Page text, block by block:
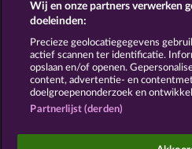
Colofon Bedrijf
Sociale casino games
Wij en onze partners verwerken
doeleinden:
Precieze geolocatiegegevens
actief scannen ter identificatie.
opslaan en/of openen.
content, advertentie- en
doelgroepenonderzoek en
Partnerlijst (derden)